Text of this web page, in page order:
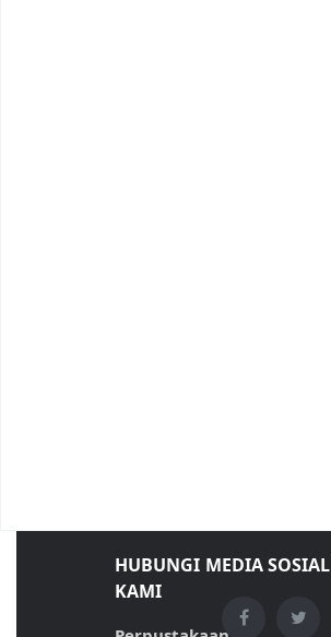
HUBUNGI
KAMI
MEDIA SOSIAL